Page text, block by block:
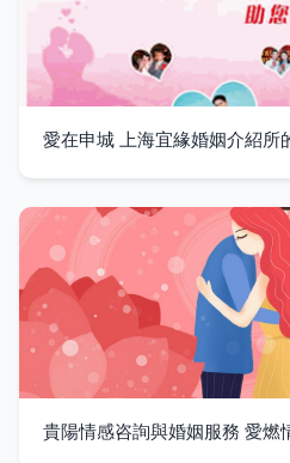
愛在申城 上海宜緣婚姻介紹所
貴陽情感咨詢與婚姻服務 愛燃